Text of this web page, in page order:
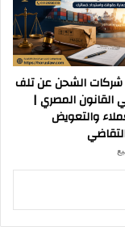
الشحن عن تلف
القانون المصري |
والتعويض